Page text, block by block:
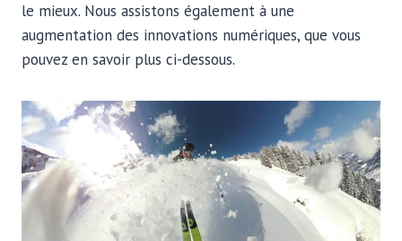
le mieux. Nous assistons également à une
augmentation des innovations numériques, que vous
pouvez en savoir plus ci-dessous.